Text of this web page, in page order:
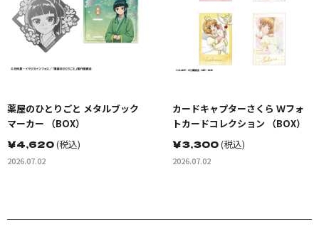
薬屋のひとりごと メタルブック
マーカー （BOX）
￥4,620(税込)
2026.07.02
カードキャプターさくら Ｗフォ
トカードコレクション （BOX）
￥3,300(税込)
2026.07.02